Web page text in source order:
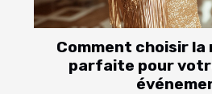
Comment choisir la
parfaite pour